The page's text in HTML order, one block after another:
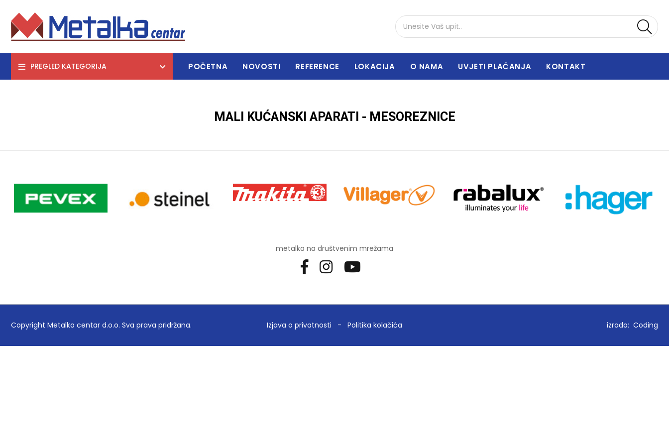
PREGLED KATEGORIJA POČETNA NOVOSTI REFERENCE LOKACIJA O NAMA UVJETI PLAĆANJA KONTAKT
MALI KUĆANSKI APARATI - MESOREZNICE
metalka na društvenim mrežama
Copyright Metalka centar d.o.o. Sva prava pridržana. Izjava o privatnosti - Politika kolačića izrada: Coding